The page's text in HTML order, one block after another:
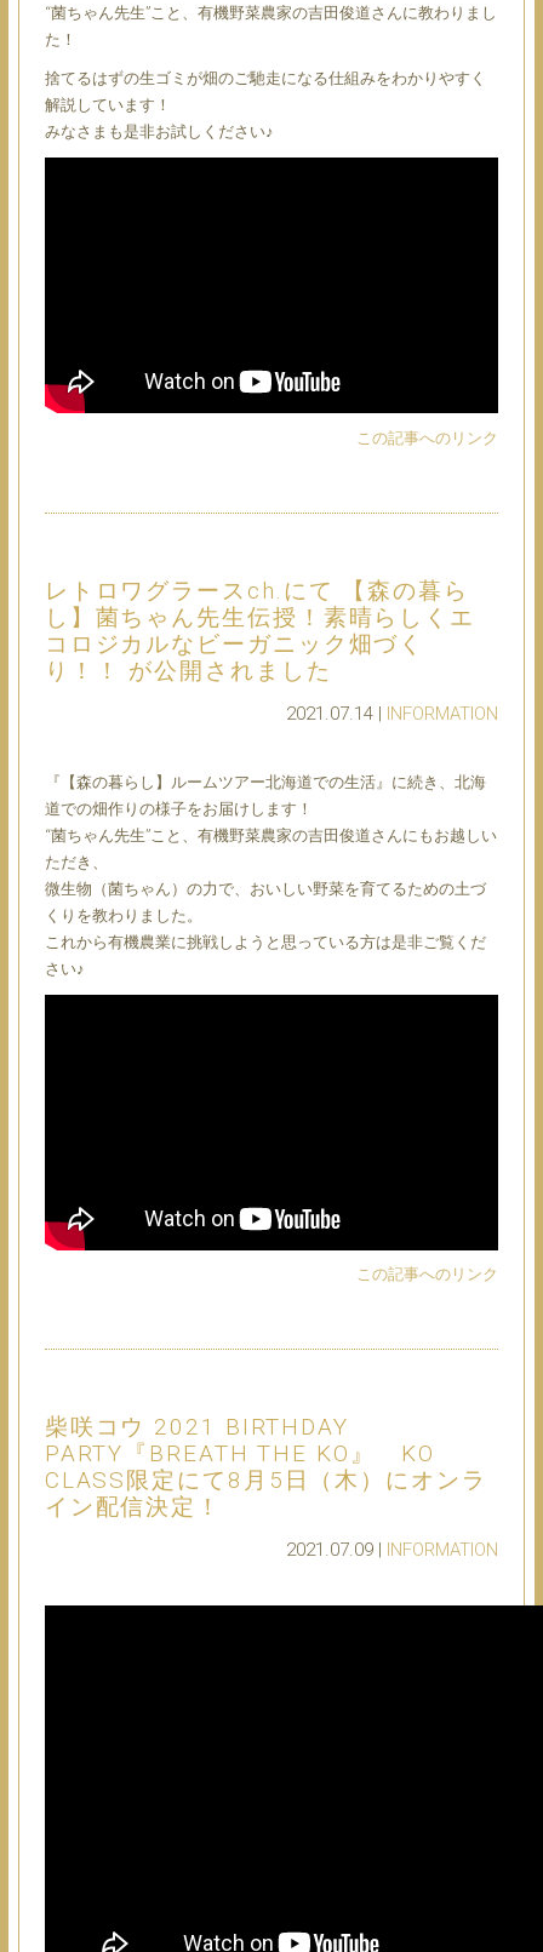
“菌ちゃん先生”こと、有機野菜農家の吉田俊道さんに教わりまし
た！
捨てるはずの生ゴミが畑のご馳走になる仕組みをわかりやすく
解説しています！
みなさまも是非お試しください♪
この記事へのリンク
レトロワグラースch.にて 【森の暮ら
し】菌ちゃん先生伝授！素晴らしくエ
コロジカルなビーガニック畑づく
り！！ が公開されました
2021.07.14 | INFORMATION
『【森の暮らし】ルームツアー北海道での生活』に続き、北海
道での畑作りの様子をお届けします！
“菌ちゃん先生”こと、有機野菜農家の吉田俊道さんにもお越しい
ただき、
微生物（菌ちゃん）の力で、おいしい野菜を育てるための土づ
くりを教わりました。
これから有機農業に挑戦しようと思っている方は是非ご覧くだ
さい♪
この記事へのリンク
柴咲コウ 2021 BIRTHDAY
PARTY『BREATH THE KO』 KO
CLASS限定にて8月5日（木）にオンラ
イン配信決定！
2021.07.09 | INFORMATION